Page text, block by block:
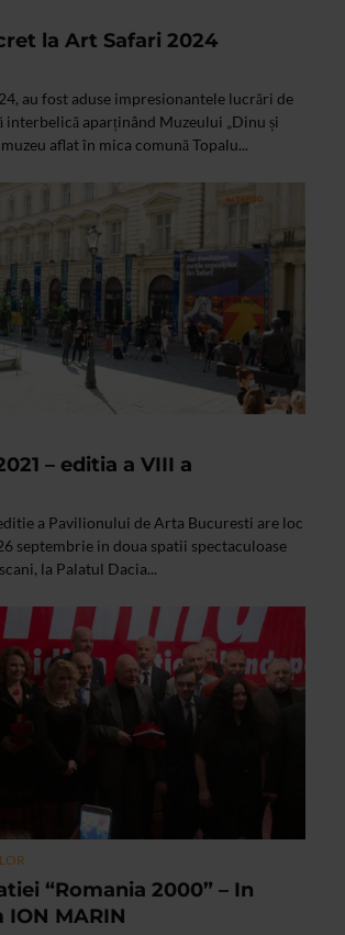
la Art Safari 2024
au fost aduse impresionantele lucrări de
interbelică aparținând Muzeului „Dinu și
muzeu aflat în mica comună Topalu...
– editia a VIII a
a Pavilionului de Arta Bucuresti are loc
septembrie in doua spatii spectaculoase
la Palatul Dacia...
“Romania 2000” – In
MARIN